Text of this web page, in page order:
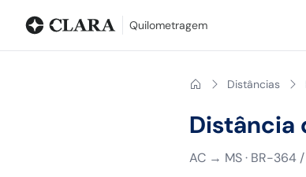
Quilometragem
Distâncias
Distância
AC → MS· BR-364 /